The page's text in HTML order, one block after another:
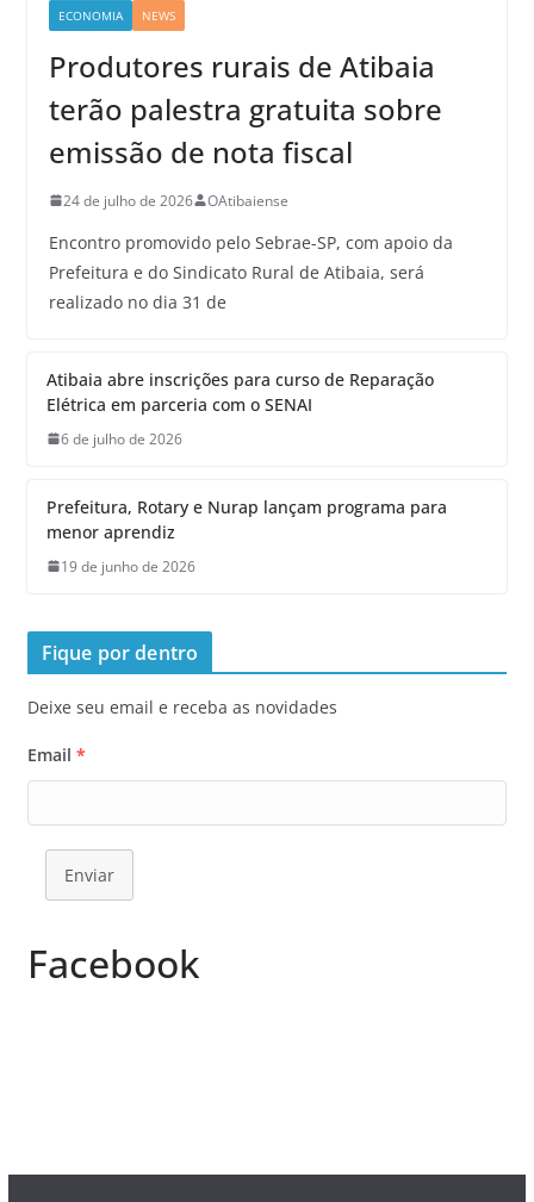
ECONOMIA NEWS
Produtores rurais de Atibaia
terão palestra gratuita sobre
emissão de nota fiscal
24 de julho de 2026 OAtibaiense
Encontro promovido pelo Sebrae-SP, com apoio da
Prefeitura e do Sindicato Rural de Atibaia, será
realizado no dia 31 de
Atibaia abre inscrições para curso de Reparação
Elétrica em parceria com o SENAI
6 de julho de 2026
Prefeitura, Rotary e Nurap lançam programa para
menor aprendiz
19 de junho de 2026
Fique por dentro
Deixe seu email e receba as novidades
Email *
Enviar
Facebook